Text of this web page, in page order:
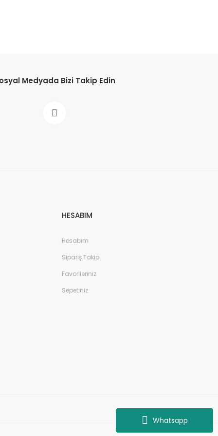
Whatsapp
Medyada Bizi Takip Edin
HESABIM
Hesabım
Sipariş Takip
Favorileriniz
Sepetiniz